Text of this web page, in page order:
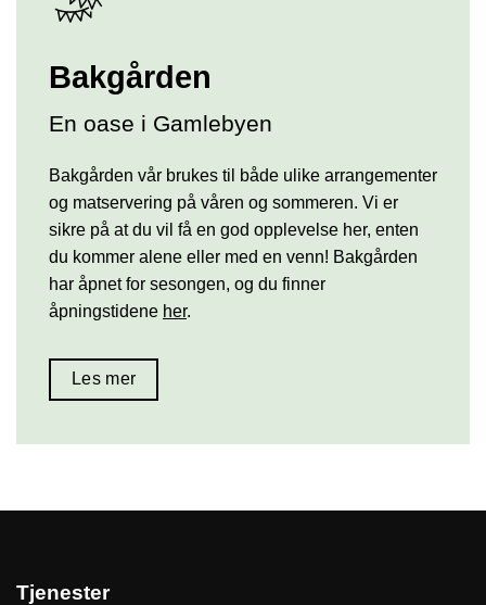
Bakgården
En oase i Gamlebyen
Bakgården vår brukes til både ulike arrangementer
og matservering på våren og sommeren. Vi er
sikre på at du vil få en god opplevelse her, enten
du kommer alene eller med en venn! Bakgården
har åpnet for sesongen, og du finner
åpningstidene her.
Les mer
Tjenester